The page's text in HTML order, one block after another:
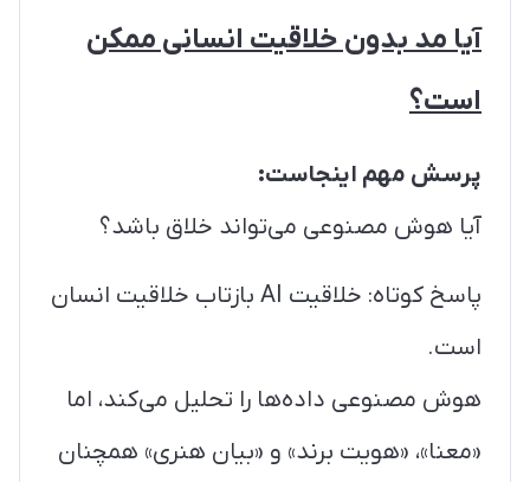
آیا مد بدون خلاقیت انسانی ممکن
است؟
پرسش مهم اینجاست:
آیا هوش مصنوعی می‌تواند خلاق باشد؟
پاسخ کوتاه: خلاقیت AI بازتاب خلاقیت انسان
است.
هوش مصنوعی داده‌ها را تحلیل می‌کند، اما
«معنا»، «هویت برند» و «بیان هنری» همچنان